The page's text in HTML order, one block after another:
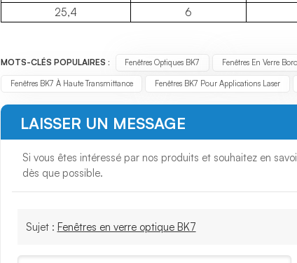
25,4
6
MOTS-CLÉS POPULAIRES : Fenêtres Optiques BK7 Fenêtres En Verre
Fenêtres BK7 À Haute Transmittance Fenêtres BK7 Pour Applications Laser
LAISSER UN MESSAGE
Si vous êtes intéressé par nos produits et souhaitez en
dès que possible.
Sujet : Fenêtres en verre optique BK7